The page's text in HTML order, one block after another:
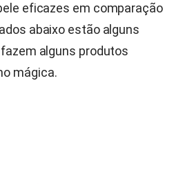
eficazes em comparação
abaixo estão alguns
alguns produtos
mágica.